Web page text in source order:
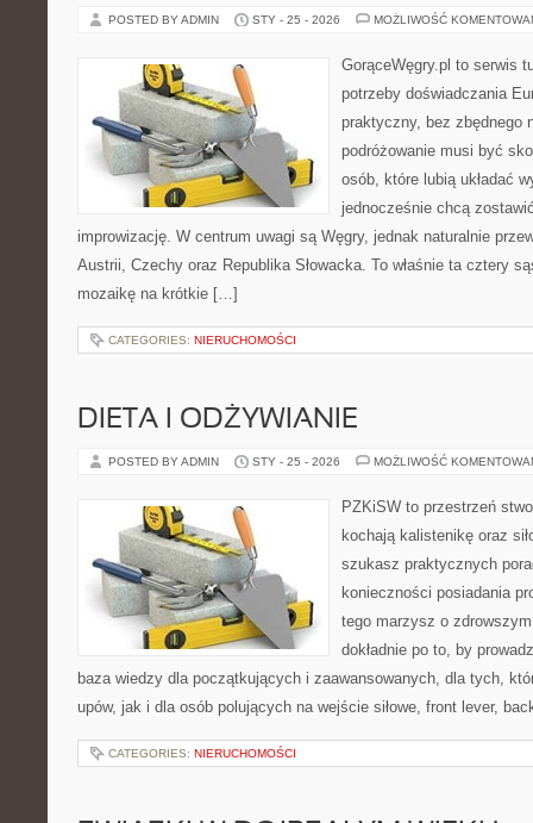
POSTED BY ADMIN STY - 25 - 2026 MOŻLIWOŚĆ
GorąceWęgry.pl to serwis
potrzeby doświadczania
praktyczny, bez zbędnego
podróżowanie musi być
osób, które lubią układać
jednocześnie chcą
improwizację. W centrum uwagi są Węgry, jednak naturalnie
Austrii, Czechy oraz Republika Słowacka. To właśnie ta cztery
mozaikę na krótkie […]
CATEGORIES: NIERUCHOMOŚCI
DIETA I ODŻYWIANIE
POSTED BY ADMIN STY - 25 - 2026 MOŻLIWOŚĆ
PZKiSW to przestrzeń
kochają kalistenikę oraz
szukasz praktycznych
konieczności posiadania
tego marzysz o
dokładnie po to, by
baza wiedzy dla początkujących i zaawansowanych, dla tych,
upów, jak i dla osób polujących na wejście siłowe, front lever,
CATEGORIES: NIERUCHOMOŚCI